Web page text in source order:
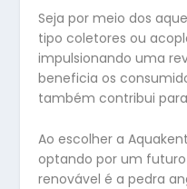
Seja por meio dos
tipo coletores ou
impulsionando uma
beneficia os
também contribui
Ao escolher a
optando por um
renovável é a pedra